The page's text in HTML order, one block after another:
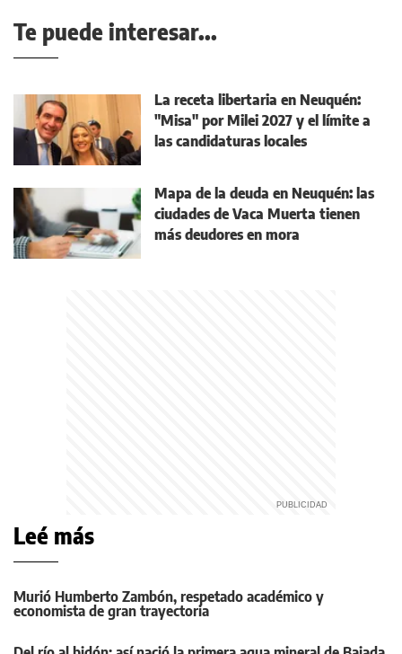
Te puede interesar...
La receta libertaria en Neuquén:
"Misa" por Milei 2027 y el límite a
las candidaturas locales
Mapa de la deuda en Neuquén: las
ciudades de Vaca Muerta tienen
más deudores en mora
Leé más
Murió Humberto Zambón, respetado académico y
economista de gran trayectoria